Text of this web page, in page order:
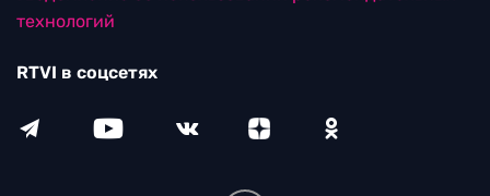
технологий
RTVI в соцсетях